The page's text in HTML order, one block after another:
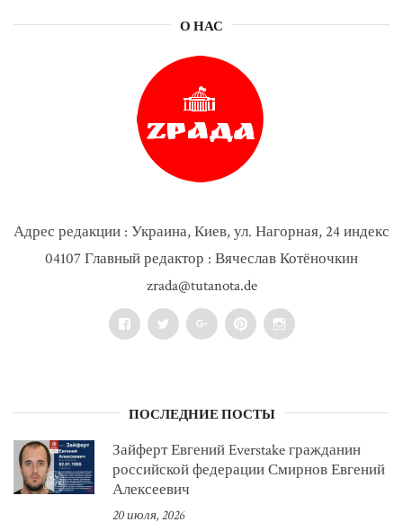
О НАС
Адрес редакции : Украина, Киев, ул. Нагорная, 24 индекс
04107 Главный редактор : Вячеслав Котёночкин
zrada@tutanota.de
FacebookTwitter Google+PinterestInstagram
ПОСЛЕДНИЕ ПОСТЫ
Зайферт Евгений Everstake гражданин
российской федерации Смирнов Евгений
Алексеевич
20 июля, 2026